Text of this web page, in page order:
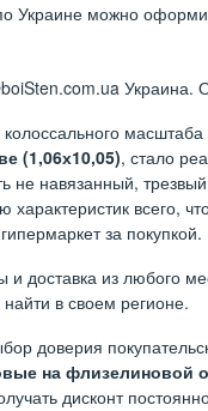
Украине можно
Украина.
(1,06х10,05), стало
не навязанный,
всего,
за покупкой.
доставка из любого
в своем регионе.
доверия
на флизелиновой
дисконт